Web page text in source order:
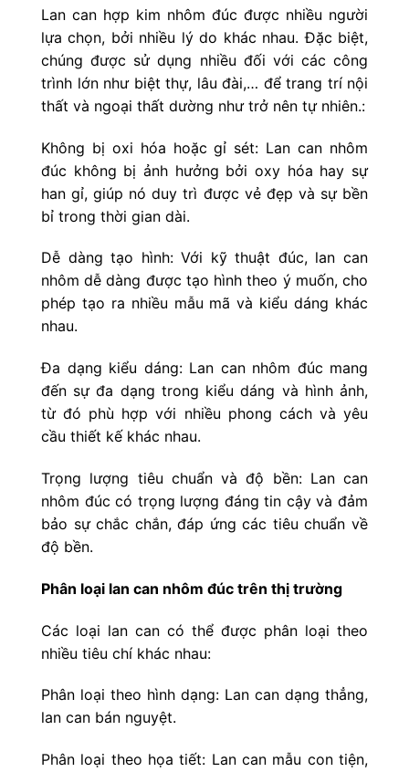
Lan can hợp kim nhôm đúc được nhiều người
lựa chọn, bởi nhiều lý do khác nhau. Đặc biệt,
chúng được sử dụng nhiều đối với các công
trình lớn như biệt thự, lâu đài,… để trang trí nội
thất và ngoại thất dường như trở nên tự nhiên.:
Không bị oxi hóa hoặc gỉ sét: Lan can nhôm
đúc không bị ảnh hưởng bởi oxy hóa hay sự
han gỉ, giúp nó duy trì được vẻ đẹp và sự bền
bỉ trong thời gian dài.
Dễ dàng tạo hình: Với kỹ thuật đúc, lan can
nhôm dễ dàng được tạo hình theo ý muốn, cho
phép tạo ra nhiều mẫu mã và kiểu dáng khác
nhau.
Đa dạng kiểu dáng: Lan can nhôm đúc mang
đến sự đa dạng trong kiểu dáng và hình ảnh,
từ đó phù hợp với nhiều phong cách và yêu
cầu thiết kế khác nhau.
Trọng lượng tiêu chuẩn và độ bền: Lan can
nhôm đúc có trọng lượng đáng tin cậy và đảm
bảo sự chắc chắn, đáp ứng các tiêu chuẩn về
độ bền.
Phân loại lan can nhôm đúc trên thị trường
Các loại lan can có thể được phân loại theo
nhiều tiêu chí khác nhau:
Phân loại theo hình dạng: Lan can dạng thẳng,
lan can bán nguyệt.
Phân loại theo họa tiết: Lan can mẫu con tiện,